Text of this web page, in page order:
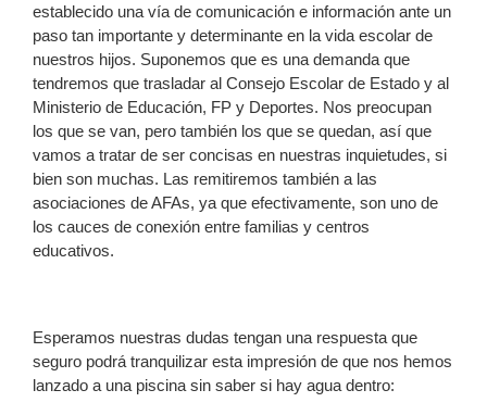
establecido una vía de comunicación e información ante un
paso tan importante y determinante en la vida escolar de
nuestros hijos. Suponemos que es una demanda que
tendremos que trasladar al Consejo Escolar de Estado y al
Ministerio de Educación, FP y Deportes. Nos preocupan
los que se van, pero también los que se quedan, así que
vamos a tratar de ser concisas en nuestras inquietudes, si
bien son muchas. Las remitiremos también a las
asociaciones de AFAs, ya que efectivamente, son uno de
los cauces de conexión entre familias y centros
educativos.
Esperamos nuestras dudas tengan una respuesta que
seguro podrá tranquilizar esta impresión de que nos hemos
lanzado a una piscina sin saber si hay agua dentro: